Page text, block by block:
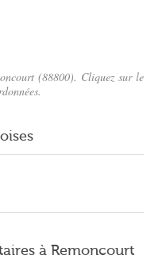
(88800). Cliquez sur le
à Remoncourt